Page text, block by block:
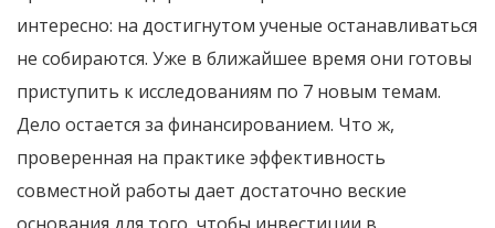
интересно: на достигнутом ученые останавливаться
не собираются. Уже в ближайшее время они готовы
приступить к исследованиям по 7 новым темам.
Дело остается за финансированием. Что ж,
проверенная на практике эффективность
совместной работы дает достаточно веские